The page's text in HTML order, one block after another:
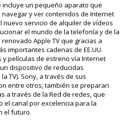
incluye un pequeño aparato que
navegar y ver contenidos de Internet
nuevo servicio de alquiler de vídeos
el mundo de la telefonía y de la
Apple TV que gracias a
importantes cadenas de EE.UU.
películas de estreno vía Internet
dispositivo de reducidas
TV). Sony, a través de sus
entre otros, también se preparan
a través de la Red de redes, que
el canal por excelencia para la
el futuro.